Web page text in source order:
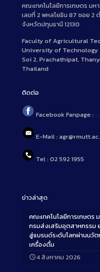
คณะเทคโนโลยีการเกษตร ม
เลขที่ 2 พหลโยธิน 87 ซอย 2
จังหวัดปทุมธานี 12130
Faculty of Agricultural
University of Technology
Soi 2, Prachathipat,
Thailand
ติดต่อ
Facebook Fanpage :
E-Mail :
Tel : 02 592 1955
ข่าวล่าสุด
คณะเทคโนโลยีการเกษตร
กรมส่งเสริมอุตสาหกรรม
สู่แบรนด์ระดับโลกผ่านนวัต
เครื่องดื่ม
4 สิงหาคม 2026